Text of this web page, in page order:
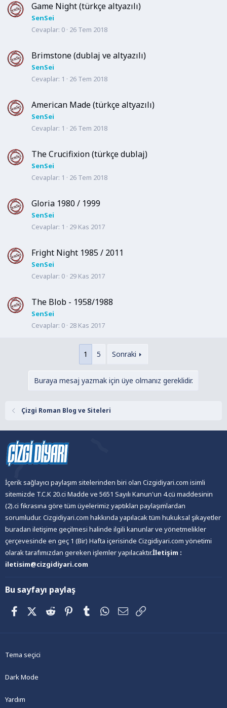
Game Night (türkçe altyazılı)
SenSei
Cevaplar 0 26 Tem 2018
Brimstone (dublaj ve altyazılı)
SenSei
Cevaplar 1 26 Tem 2018
American Made (türkçe altyazılı)
SenSei
Cevaplar 1 26 Tem 2018
The Crucifixion (türkçe dublaj)
SenSei
Cevaplar 1 26 Tem 2018
Gloria 1980 / 1999
SenSei
Cevaplar 1 29 Kas 2017
Fright Night 1985 / 2011
SenSei
Cevaplar 0 29 Kas 2017
The Blob - 1958/1988
SenSei
Cevaplar 0 28 Kas 2017
1 5 Sonraki
Buraya mesaj yazmak için üye olmanız gereklidir.
Çizgi Roman Blog ve Siteleri
İçerik sağlayıcı paylaşım sitelerinden biri olan Cizgidiyari.com isimli
sitemizde T.C.K 20.ci Madde ve 5651 Sayılı Kanun'un 4.cü maddesinin
(2).ci fıkrasına göre tüm üyelerimiz yaptıkları paylaşımlardan
sorumludur. Cizgidiyari.com hakkında yapılacak tüm hukuksal şikayetler
buradan iletişime geçilmesi halinde ilgili kanunlar ve yönetmelikler
çerçevesinde en geç 1 (Bir) Hafta içerisinde Cizgidiyari.com yönetimi
olarak tarafımızdan gereken işlemler yapılacaktır.İletişim :
iletisim@cizgidiyari.com
Bu sayfayı paylaş
FacebookX (Twitter)
Reddit PinterestTumblrWhatsApp
E-posta
Tema seçici
Dark Mode
Yardım